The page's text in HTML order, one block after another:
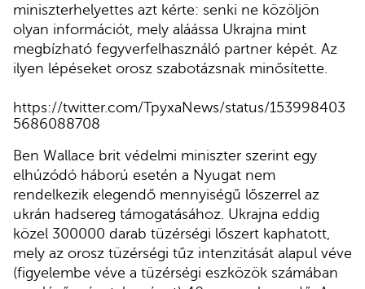
miniszterhelyettes azt kérte: senki ne közöljön
olyan információt, mely aláássa Ukrajna mint
megbízható fegyverfelhasználó partner képét. Az
ilyen lépéseket orosz szabotázsnak minősítette.
https://twitter.com/TpyxaNews/status/153998403
5686088708
Ben Wallace brit védelmi miniszter szerint egy
elhúzódó háború esetén a Nyugat nem
rendelkezik elegendő mennyiségű lőszerrel az
ukrán hadsereg támogatásához. Ukrajna eddig
közel 300000 darab tüzérségi lőszert kaphatott,
mely az orosz tüzérségi tűz intenzitását alapul véve
(figyelembe véve a tüzérségi eszközök számában